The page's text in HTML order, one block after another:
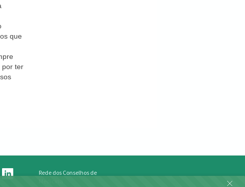
que
por ter
Rede dos Conselhos de